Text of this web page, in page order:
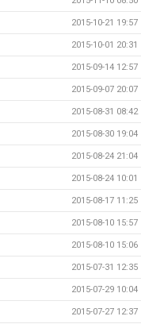
2015-10-21 19:57
2015-10-01 20:31
2015-09-14 12:57
2015-09-07 20:07
2015-08-31 08:42
2015-08-30 19:04
2015-08-24 21:04
2015-08-24 10:01
2015-08-17 11:25
2015-08-10 15:57
2015-08-10 15:06
2015-07-31 12:35
2015-07-29 10:04
2015-07-27 12:37